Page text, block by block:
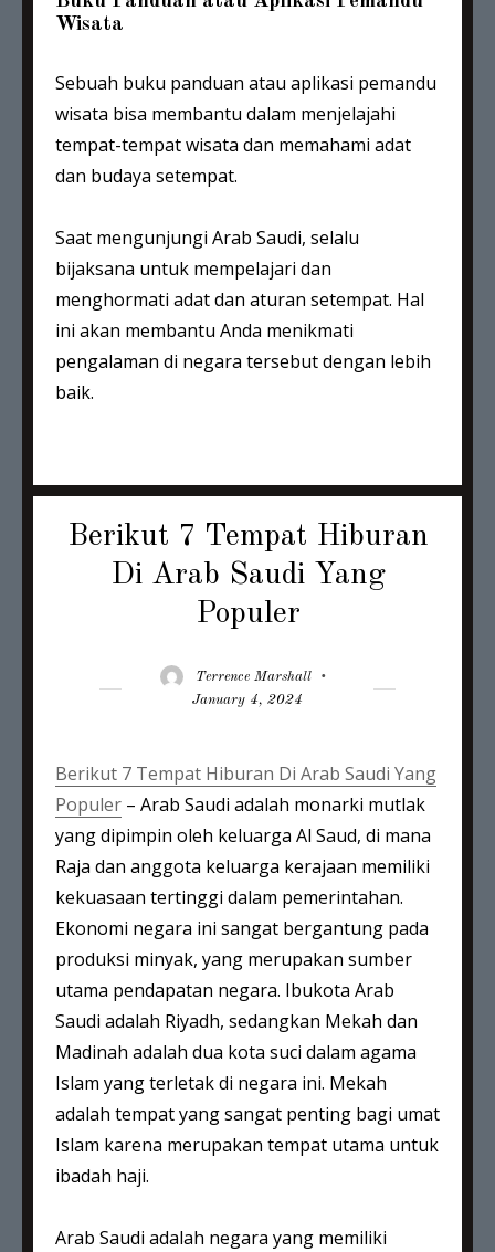
Wisata
Sebuah buku panduan atau aplikasi pemandu
wisata bisa membantu dalam menjelajahi
tempat-tempat wisata dan memahami adat
dan budaya setempat.
Saat mengunjungi Arab Saudi, selalu
bijaksana untuk mempelajari dan
menghormati adat dan aturan setempat. Hal
ini akan membantu Anda menikmati
pengalaman di negara tersebut dengan lebih
baik.
Berikut 7 Tempat Hiburan
Di Arab Saudi Yang
Populer
Author
Terrence Marshall
January 4, 2024
Berikut 7 Tempat Hiburan Di Arab Saudi Yang
Populer – Arab Saudi adalah monarki mutlak
yang dipimpin oleh keluarga Al Saud, di mana
Raja dan anggota keluarga kerajaan memiliki
kekuasaan tertinggi dalam pemerintahan.
Ekonomi negara ini sangat bergantung pada
produksi minyak, yang merupakan sumber
utama pendapatan negara. Ibukota Arab
Saudi adalah Riyadh, sedangkan Mekah dan
Madinah adalah dua kota suci dalam agama
Islam yang terletak di negara ini. Mekah
adalah tempat yang sangat penting bagi umat
Islam karena merupakan tempat utama untuk
ibadah haji.
Arab Saudi adalah negara yang memiliki